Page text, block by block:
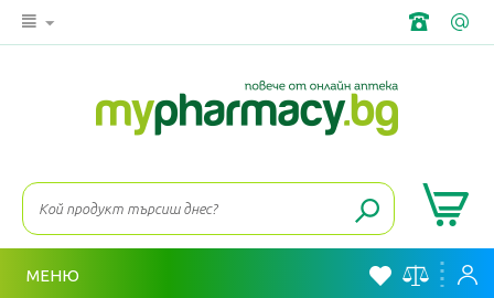
МЕНЮ